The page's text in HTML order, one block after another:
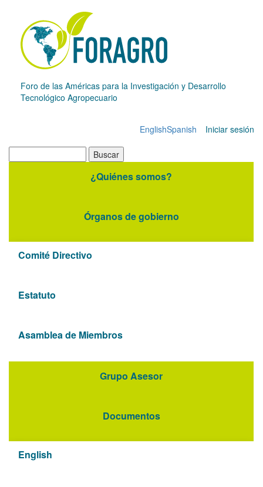
contenido
principal
Foro de las Américas para la Investigación y Desarrollo
Tecnológico Agropecuario
cuenta
Iniciar sesión
Spanish
English
¿Quiénes somos?
Órganos de gobierno
Comité Directivo
Estatuto
Asamblea de Miembros
Grupo Asesor
Documentos
English